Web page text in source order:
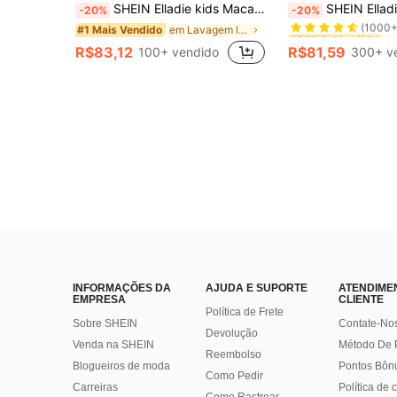
-20% SHEIN Elladie kids Macacão Denim Infantil Feminino, Novo Estilo para Todas as Estações, Design Casual Versátil, Cor Denim Azul Claro Vintage, Bordado de Coração Rosa e Branco, Ajuste Solto de Perna Reta, Tecido Denim de Algodão Fino Confortável, Uso Diário na Moda, Macacão Denim Infantil Feminino para Todas as Estações
#1 Mais Vendido em Lavagem leve Denim para meninas jovens
R$83,12 100+ vendido
-20% SHEIN Elladie kids Denim para Jovens Meninas, Lavagem Média Azul, Estilo de Rua Casual de Férias, Design Y2K, Cintura Elástica Assimétrica, Bolsos Básicos, Decoração com Botão
#3 Mais Vendido
(1000+)
#3 Mais Vendido
(1000+)
#3 Mais Vendido
R$81,59 300+
INFORMAÇÕES DA
EMPRESA
Sobre SHEIN
Venda na SHEIN
Blogueiros de moda
Carreiras
AJUDA E SUPORTE
Política de Frete
Devolução
Reembolso
Como Pedir
CLIENTE
Contate-
Método De
Pontos
Política de